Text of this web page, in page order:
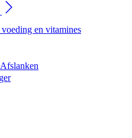
en vitamines
Afslanken